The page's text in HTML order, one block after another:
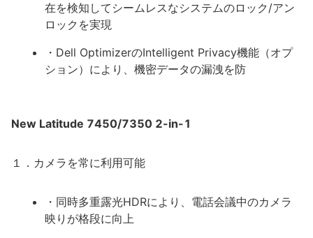
在を検知してシームレスなシステムのロック/アン
ロックを実現
・Dell OptimizerのIntelligent Privacy機能（オプ
ション）により、機密データの漏洩を防
New Latitude 7450/7350 2-in-1
１．カメラを常に利用可能
・同時多重露光HDRにより、電話会議中のカメラ
映りが格段に向上